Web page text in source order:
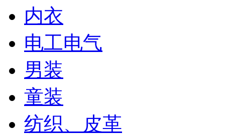
内衣
电工电气
男装
童装
纺织、皮革